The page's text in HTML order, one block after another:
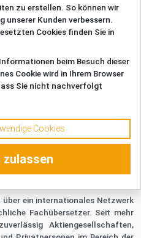
zu erstellen. So können wir
unserer Kunden verbessern.
Cookies finden Sie in
beim Besuch dieser
Cookie wird in Ihrem Browser
Sie nicht nachverfolgt
Cookies
zulassen
GmbH
| +49 (0)40 819 784 230
Marketing
Rechtliches
eCommerce
ein internationales Netzwerk
Fachübersetzer. Seit mehr
Aktiengesellschaften,